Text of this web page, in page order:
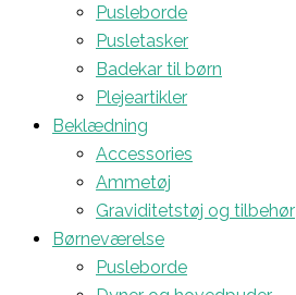
Pusleborde
Pusletasker
Badekar til børn
Plejeartikler
Beklædning
Accessories
Ammetøj
Graviditetstøj og tilbehør
Børneværelse
Pusleborde